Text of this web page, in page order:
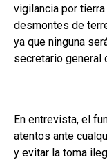
vigilancia por
desmontes de
ya que ninguna
secretario general
En entrevista, el
atentos ante
y evitar la toma